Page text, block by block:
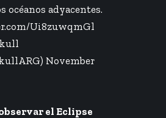
océanos adyacentes.
Ui8zuwqmGl
November
el Eclipse